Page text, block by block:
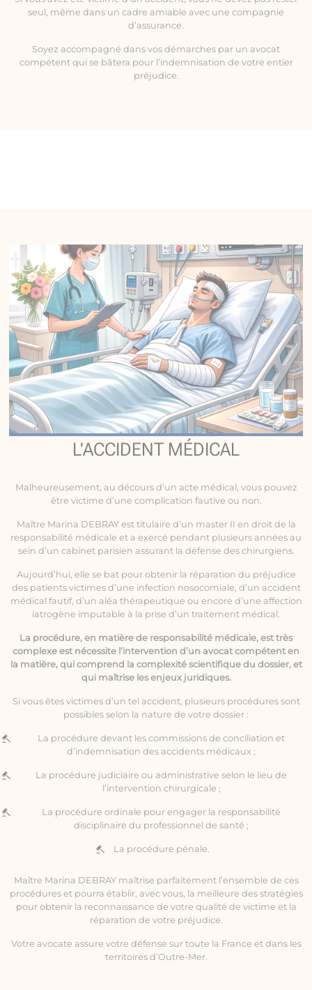
seul, même dans un cadre amiable avec une compagnie
d’assurance.
Soyez accompagné dans vos démarches par un avocat
compétent qui se bâtera pour l’indemnisation de votre entier
préjudice.
L'ACCIDENT MÉDICAL
Malheureusement, au décours d’un acte médical, vous pouvez
être victime d’une complication fautive ou non.
Maître Marina DEBRAY est titulaire d’un master II en droit de la
responsabilité médicale et a exercé pendant plusieurs années au
sein d’un cabinet parisien assurant la défense des chirurgiens.
Aujourd’hui, elle se bat pour obtenir la réparation du préjudice
des patients victimes d’une infection nosocomiale, d’un accident
médical fautif, d’un aléa thérapeutique ou encore d’une affection
iatrogène imputable à la prise d’un traitement médical.
La procédure, en matière de responsabilité médicale, est très
complexe est nécessite l’intervention d’un avocat compétent en
la matière, qui comprend la complexité scientifique du dossier, et
qui maîtrise les enjeux juridiques.
Si vous êtes victimes d’un tel accident, plusieurs procédures sont
possibles selon la nature de votre dossier :
La procédure devant les commissions de conciliation et
d’indemnisation des accidents médicaux ;
La procédure judiciaire ou administrative selon le lieu de
l’intervention chirurgicale ;
La procédure ordinale pour engager la responsabilité
disciplinaire du professionnel de santé ;
La procédure pénale.
Maître Marina DEBRAY maîtrise parfaitement l’ensemble de ces
procédures et pourra établir, avec vous, la meilleure des stratégies
pour obtenir la reconnaissance de votre qualité de victime et la
réparation de votre préjudice.
Votre avocate assure votre défense sur toute la France et dans les
territoires d’Outre-Mer.